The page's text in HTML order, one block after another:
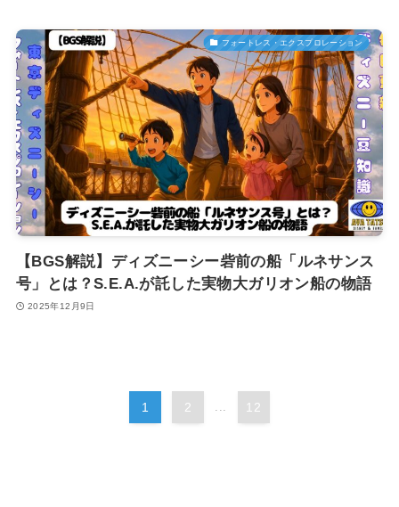
フォートレス・エクスプロレーション
【BGS解説】ディズニーシー砦前の船「ルネサンス
号」とは？S.E.A.が託した実物大ガリオン船の物語
2025年12月9日
1 2 12